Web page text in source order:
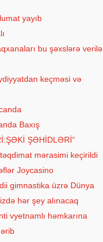
yayıb
bu şəxslərə verilə
kеçməsi və
Bаxış
ŞƏHİDLƏRİ“
mərasimi keçirildi
Jоyсаsinо
gimnastika üzrə Dünya
hər şey alınacaq
vyetnamlı həmkarına